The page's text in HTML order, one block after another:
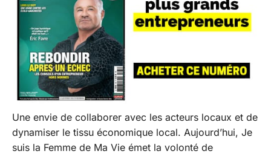
Une envie de collaborer avec les acteurs locaux et de
dynamiser le tissu économique local. Aujourd’hui, Je
suis la Femme de Ma Vie émet la volonté de